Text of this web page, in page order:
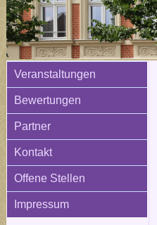
Veranstaltungen
Bewertungen
Partner
Kontakt
Offene Stellen
Impressum